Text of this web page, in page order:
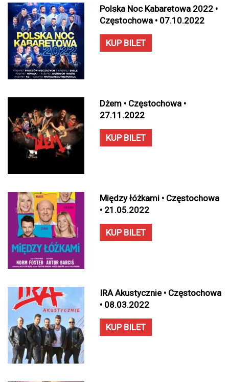
Polska Noc Kabaretowa 2022 •
Częstochowa • 07.10.2022
KUP BILET
Dżem • Częstochowa •
27.11.2022
KUP BILET
Między łóżkami • Częstochowa
• 21.05.2022
KUP BILET
IRA Akustycznie • Częstochowa
• 08.03.2022
KUP BILET